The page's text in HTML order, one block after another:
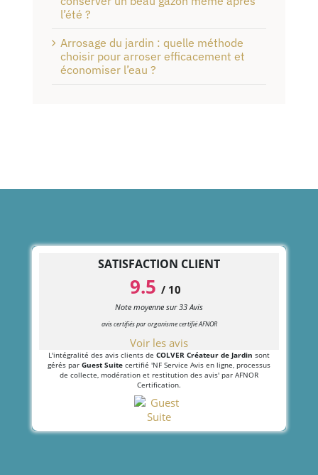
l’été ?
Arrosage du jardin : quelle méthode
choisir pour arroser efficacement et
économiser l’eau ?
SATISFACTION CLIENT
9.5 / 10
Note moyenne sur33Avis
avis certifiés par organisme certifié AFNOR
Voir les avis
L'intégralité des avis clients de COLVER Créateur de Jardin sont
gérés par Guest Suite certifié 'NF Service Avis en ligne, processus
de collecte, modération et restitution des avis' par AFNOR
Certification.